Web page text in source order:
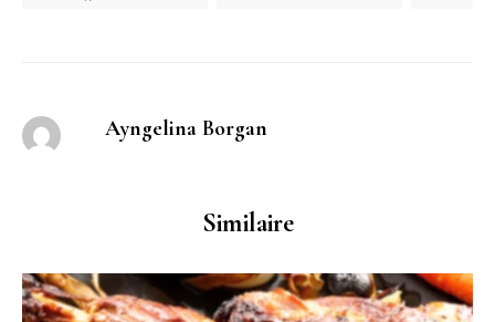
Ayngelina Borgan
Similaire